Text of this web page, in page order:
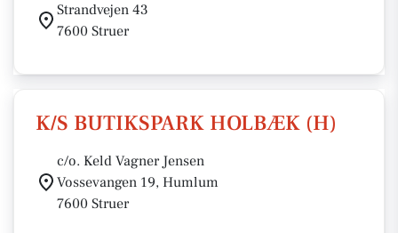
Strandvejen 43
7600 Struer
K/S BUTIKSPARK HOLBÆK (H)
c/o. Keld Vagner Jensen
Vossevangen 19, Humlum
7600 Struer